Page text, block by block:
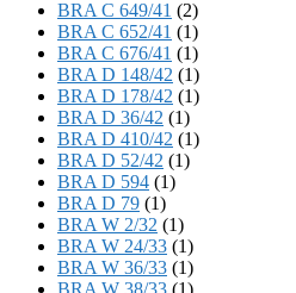
BRA C 649/41 (2)
BRA C 652/41 (1)
BRA C 676/41 (1)
BRA D 148/42 (1)
BRA D 178/42 (1)
BRA D 36/42 (1)
BRA D 410/42 (1)
BRA D 52/42 (1)
BRA D 594 (1)
BRA D 79 (1)
BRA W 2/32 (1)
BRA W 24/33 (1)
BRA W 36/33 (1)
BRA W 38/33 (1)